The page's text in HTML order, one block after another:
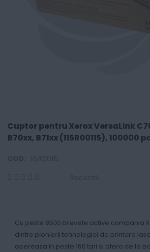
Cuptor pentru Xerox VersaLink
B70xx, B71xx (115R00115), 100000
Cu peste 8500 brevete active compania
dintre pionierii tehnologiei de printare
opereaza in peste 160 tari si ofera de la